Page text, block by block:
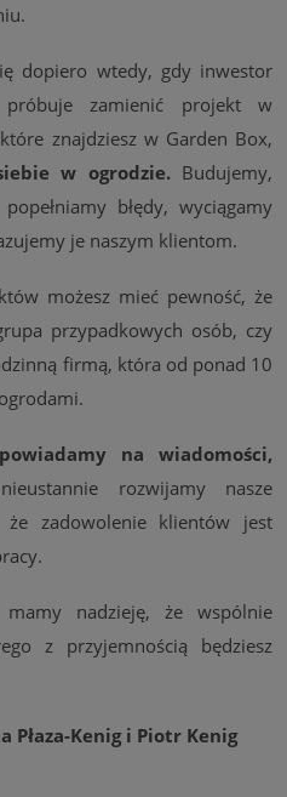
dopiero wtedy, gdy inwestor
zamienić projekt w
znajdziesz w Garden Box,
w ogrodzie.Budujemy,
błędy, wyciągamy
je naszym klientom.
możesz mieć pewność, że
przypadkowych osób, czy
firmą, która od ponad 10
na wiadomości,
rozwijamy nasze
zadowolenie klientów jest
nadzieję, że wspólnie
z przyjemnością będziesz
Płaza-Kenig i Piotr Kenig